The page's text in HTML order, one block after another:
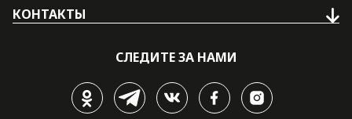
КОНТАКТЫ
СЛЕДИТЕ ЗА НАМИ